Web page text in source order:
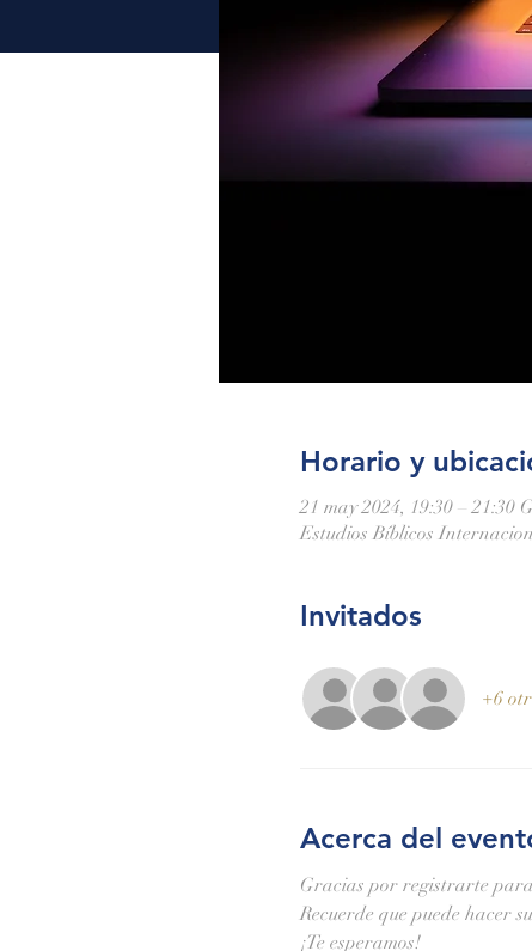
Horario y
21 may 2024, 19:30 – 21:30
Estudios Bíblicos
Invitados
+6
Acerca del
Gracias por registrarte
Recuerde que puede hacer
¡Te esperamos!